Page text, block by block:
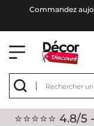
Commandez
⭐⭐⭐⭐⭐